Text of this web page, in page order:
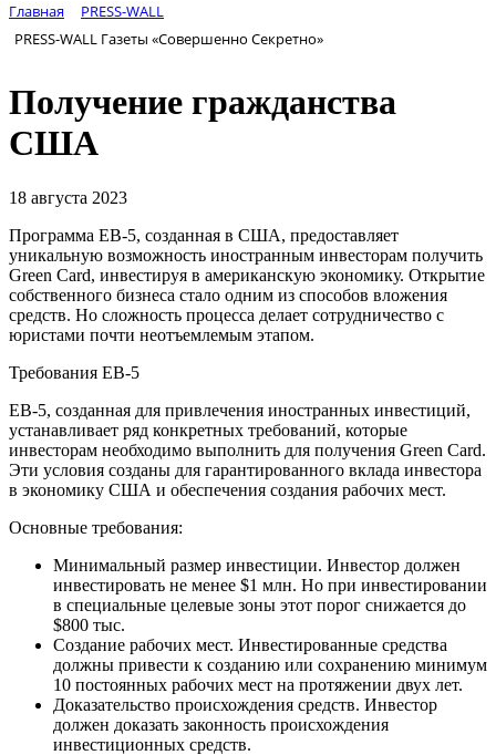
Главная
PRESS-WALL
PRESS-WALL Газеты «Совершенно Секретно»
Получение гражданства
США
18 августа 2023
Программа EB-5, созданная в США, предоставляет
уникальную возможность иностранным инвесторам получить
Green Card, инвестируя в американскую экономику. Открытие
собственного бизнеса стало одним из способов вложения
средств. Но сложность процесса делает сотрудничество с
юристами почти неотъемлемым этапом.
Требования EB-5
EB-5, созданная для привлечения иностранных инвестиций,
устанавливает ряд конкретных требований, которые
инвесторам необходимо выполнить для получения Green Card.
Эти условия созданы для гарантированного вклада инвестора
в экономику США и обеспечения создания рабочих мест.
Основные требования:
Минимальный размер инвестиции. Инвестор должен
инвестировать не менее $1 млн. Но при инвестировании
в специальные целевые зоны этот порог снижается до
$800 тыс.
Создание рабочих мест. Инвестированные средства
должны привести к созданию или сохранению минимум
10 постоянных рабочих мест на протяжении двух лет.
Доказательство происхождения средств. Инвестор
должен доказать законность происхождения
инвестиционных средств.